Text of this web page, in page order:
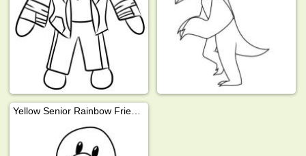
Yellow Senior Rainbow Friends